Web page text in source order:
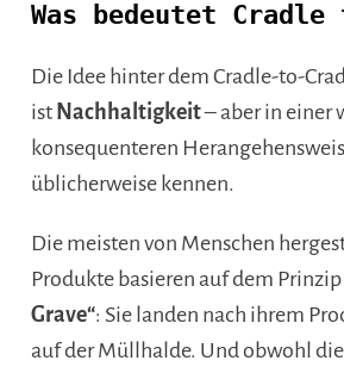
Was bedeutet
Die Idee hinter dem Cradle-to-
ist Nachhaltigkeit– aber in einer
konsequenteren
üblicherweise kennen.
Die meisten von Menschen
Produkte basieren auf dem Prinzip
Grave“: Sie landen nach ihrem
auf der Müllhalde. Und obwohl